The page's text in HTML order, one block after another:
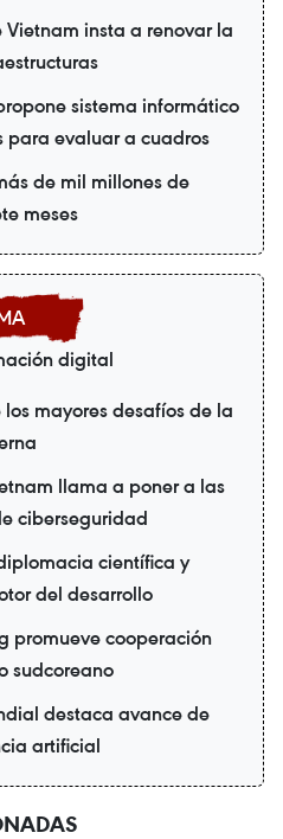
insta a renovar la
sistema informático
para evaluar a cuadros
de mil millones de
meses
digital
mayores desafíos de la
llama a poner a las
ciberseguridad
científica y
del desarrollo
promueve cooperación
sudcoreano
destaca avance de
artificial